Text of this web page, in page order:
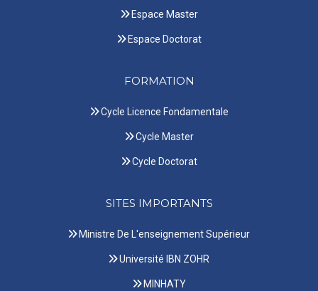
Espace Master
Espace Doctorat
FORMATION
Cycle Licence Fondamentale
Cycle Master
Cycle Doctorat
SITES IMPORTANTS
Ministre De L'enseignement Supérieur
Université IBN ZOHR
MINHATY